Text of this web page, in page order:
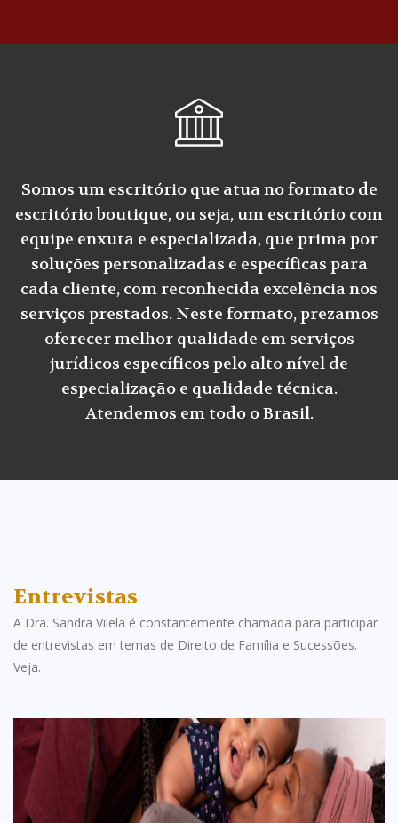
Somos um escritório que atua no formato de
escritório boutique, ou seja, um escritório com
equipe enxuta e especializada, que prima por
soluções personalizadas e específicas para
cada cliente, com reconhecida excelência nos
serviços prestados. Neste formato, prezamos
oferecer melhor qualidade em serviços
jurídicos específicos pelo alto nível de
especialização e qualidade técnica.
Atendemos em todo o Brasil.
Entrevistas
A Dra. Sandra Vilela é constantemente chamada para participar
de entrevistas em temas de Direito de Família e Sucessões.
Veja.